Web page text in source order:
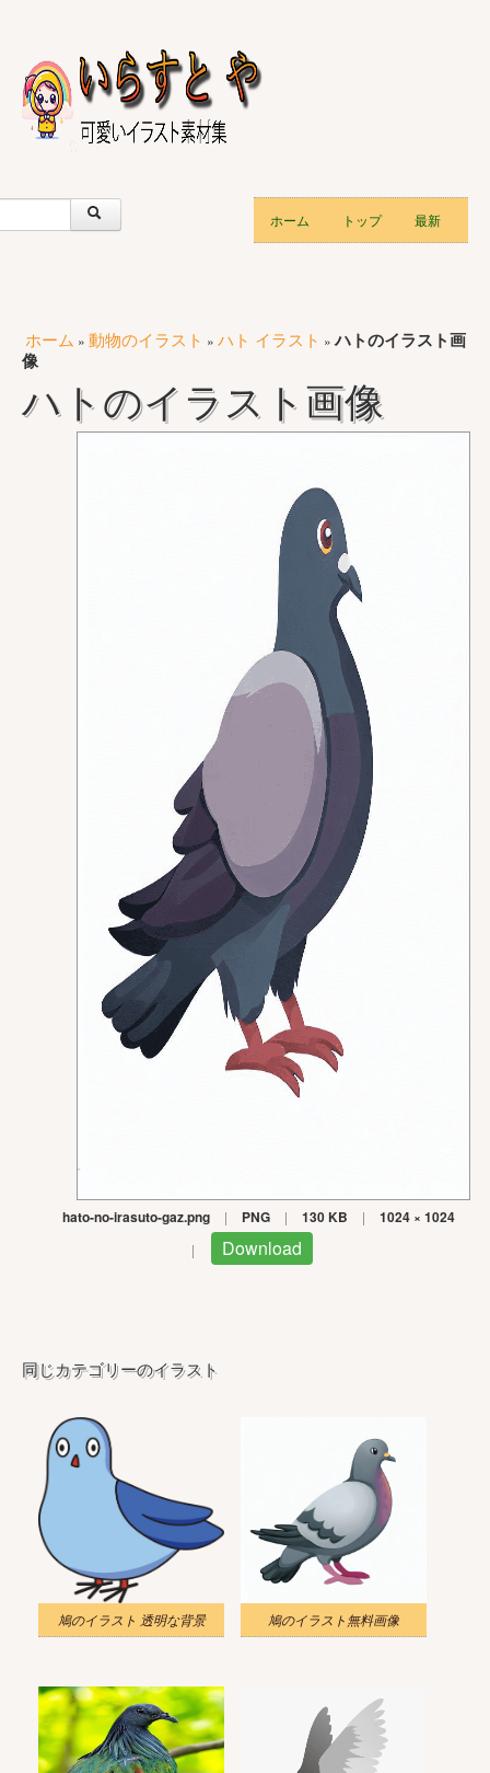
ホーム トップ 最新
ホーム » 動物のイラスト » ハト イラスト »ハトのイラスト画
像
ハトのイラスト画像
hato-no-irasuto-gaz.png | PNG | 130 KB | 1024 × 1024
| Download
同じカテゴリーのイラスト
鳩のイラスト 透明な背景 鳩のイラスト無料画像